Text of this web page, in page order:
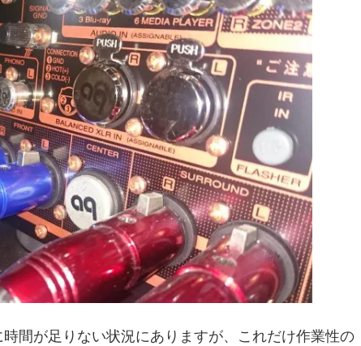
間が足りない状況にありますが、これだけ作業性の